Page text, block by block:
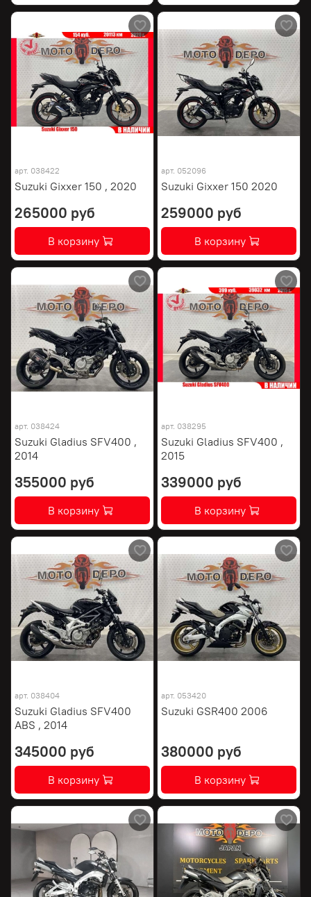
арт. 038422
Suzuki Gixxer 150 , 2020
265000 руб
В корзину
арт. 052096
Suzuki Gixxer 150 2020
259000 руб
В корзину
арт. 038424
Suzuki Gladius SFV400 ,
2014
355000 руб
В корзину
арт. 038295
Suzuki Gladius SFV400 ,
2015
339000 руб
В корзину
арт. 038404
Suzuki Gladius SFV400
ABS , 2014
345000 руб
В корзину
арт. 053420
Suzuki GSR400 2006
380000 руб
В корзину